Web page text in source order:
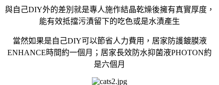
與自己DIY外的差別就是專人施作結晶乾燥後擁有真實厚度，
能有效抵擋污漬留下的吃色或是水漬產生
當然如果是自己DIY可以節省人力費用，居家防護鍍膜液
ENHANCE時間約一個月；居家長效防水抑菌液PHOTON約
是六個月